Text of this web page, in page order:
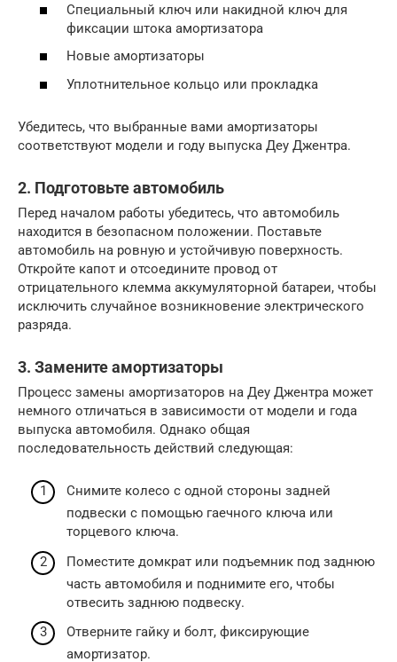
Специальный ключ или накидной ключ для
фиксации штока амортизатора
Новые амортизаторы
Уплотнительное кольцо или прокладка
Убедитесь, что выбранные вами амортизаторы
соответствуют модели и году выпуска Деу Джентра.
2. Подготовьте автомобиль
Перед началом работы убедитесь, что автомобиль
находится в безопасном положении. Поставьте
автомобиль на ровную и устойчивую поверхность.
Откройте капот и отсоедините провод от
отрицательного клемма аккумуляторной батареи, чтобы
исключить случайное возникновение электрического
разряда.
3. Замените амортизаторы
Процесс замены амортизаторов на Деу Джентра может
немного отличаться в зависимости от модели и года
выпуска автомобиля. Однако общая
последовательность действий следующая:
Снимите колесо с одной стороны задней
подвески с помощью гаечного ключа или
торцевого ключа.
Поместите домкрат или подъемник под заднюю
часть автомобиля и поднимите его, чтобы
отвесить заднюю подвеску.
Отверните гайку и болт, фиксирующие
амортизатор.